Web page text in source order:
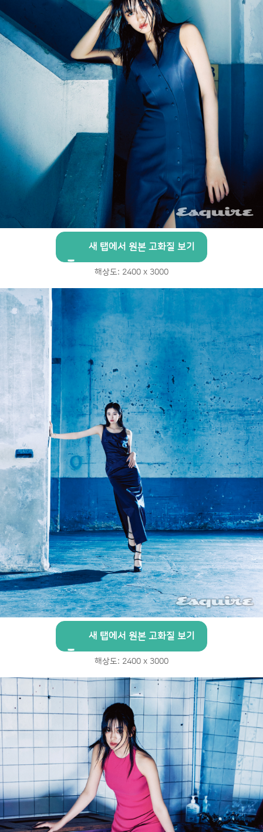
새 탭에서 원본 고화질 보기
해상도: 2400 x 3000
새 탭에서 원본 고화질 보기
해상도: 2400 x 3000